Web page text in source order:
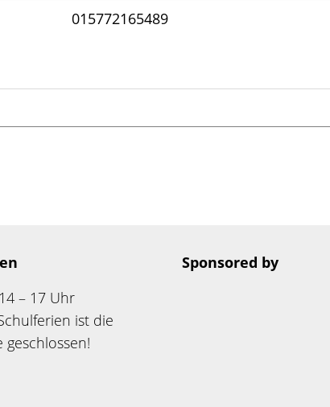
015772165489
– 17 Uhr
ist die
geschlossen!
Sponsored by